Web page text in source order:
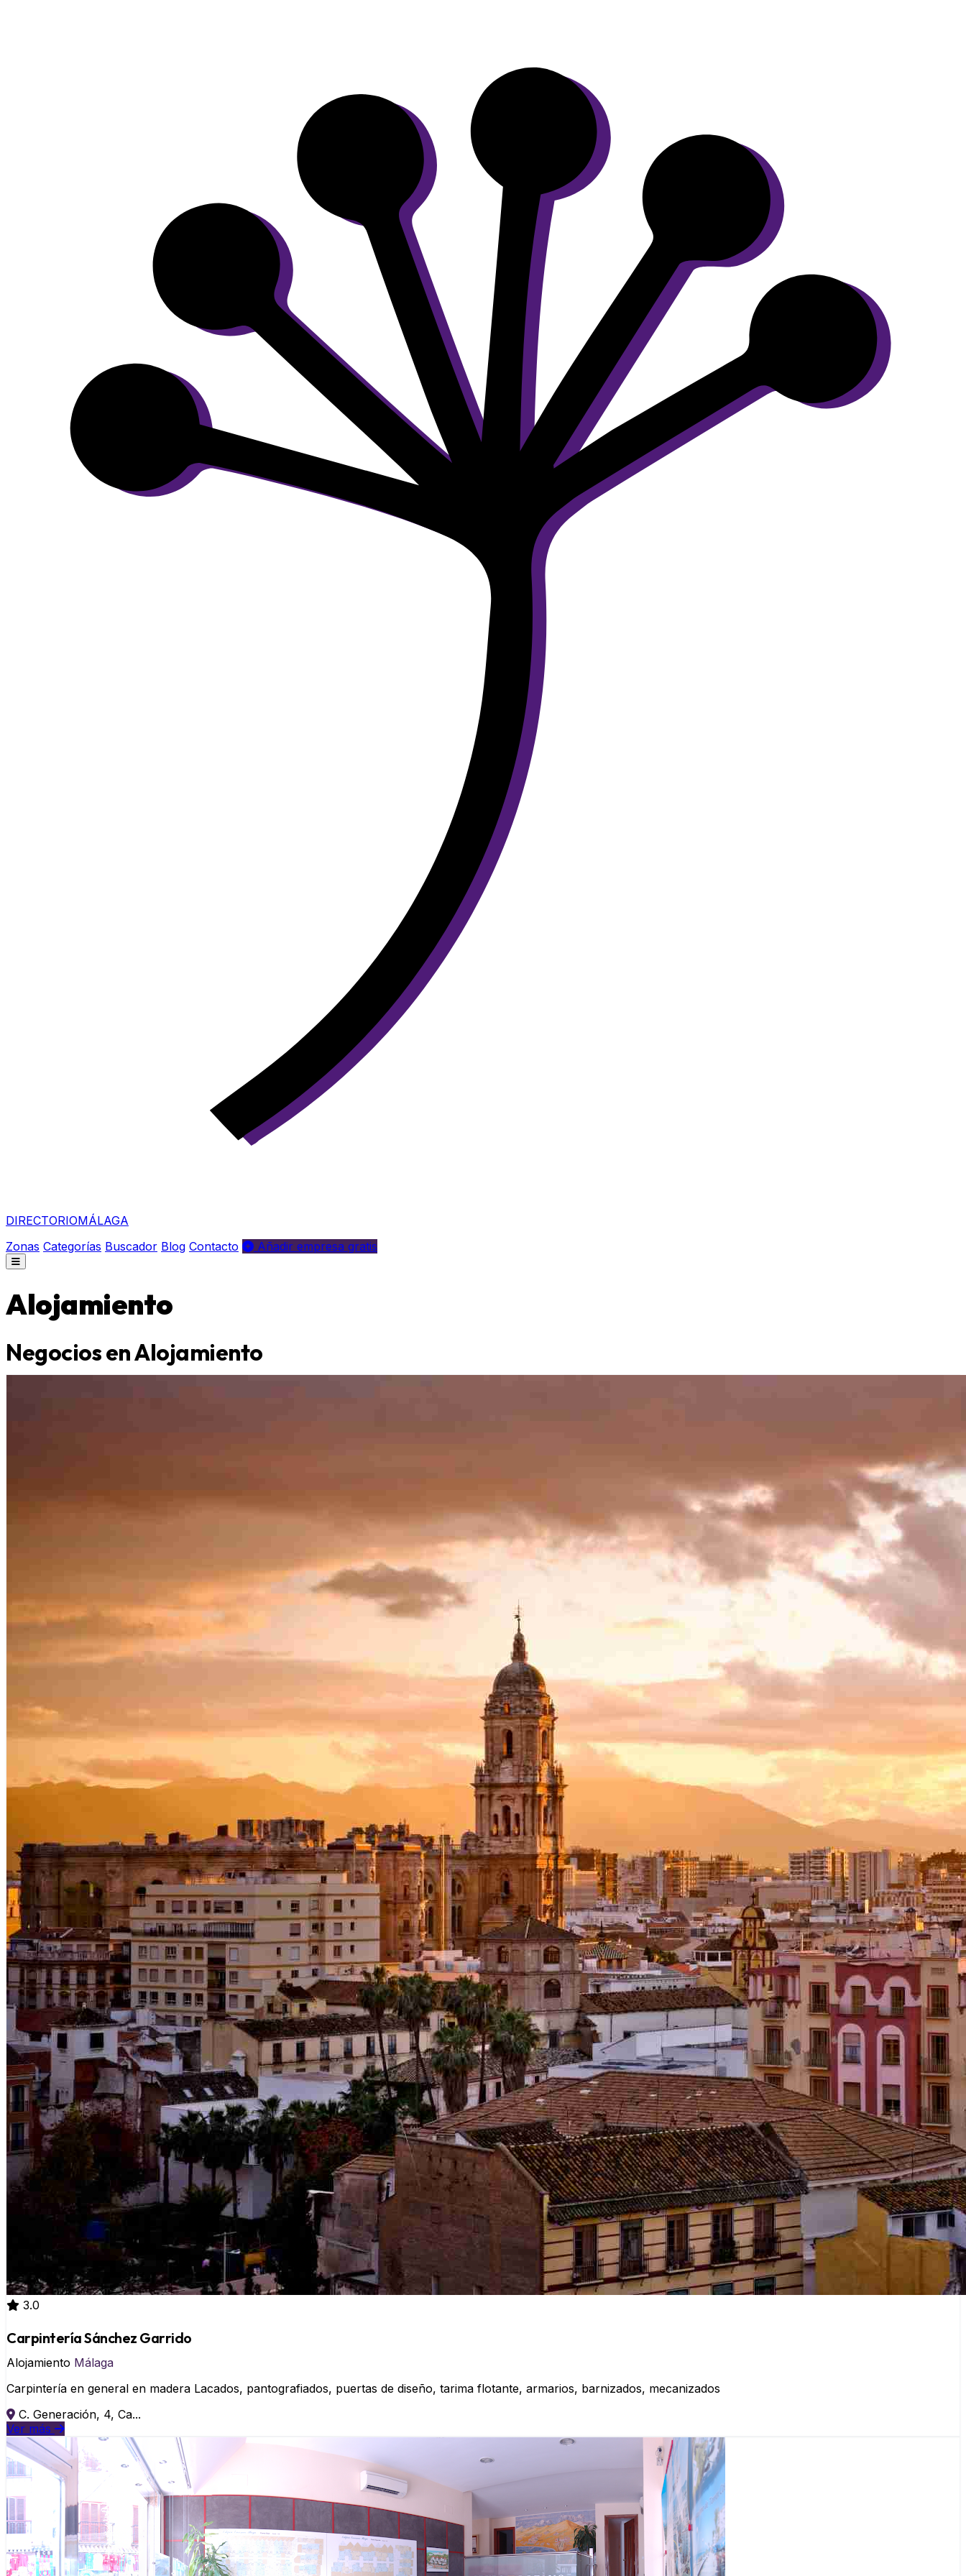
DIRECTORIOMÁLAGA
Zonas Categorías Buscador Blog Contacto Añadir empresa gratis
Alojamiento
Negocios en Alojamiento
3.0
Carpintería Sánchez Garrido
Alojamiento Málaga
Carpintería en general en madera Lacados, pantografiados, puertas de diseño, tarima flotante, armarios, barnizados, mecanizados
C. Generación, 4, Ca...
Ver más